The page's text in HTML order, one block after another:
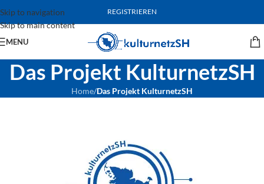
Skip to navigation
Skip to main content
REGISTRIEREN
MENU
Das Projekt KulturnetzSH
Home/Das Projekt KulturnetzSH